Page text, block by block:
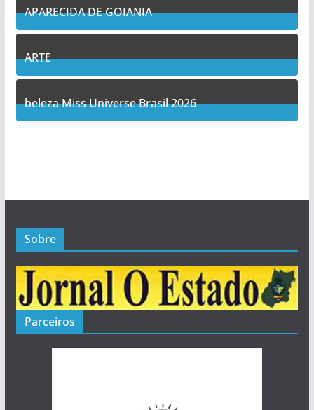
APARECIDA DE GOIANIA
13Posts
ARTE
5Posts
beleza Miss Universe Brasil 2026
Sobre
Parceiros